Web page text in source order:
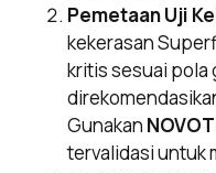
Pemetaan Uji
kekerasan
kritis sesuai pola
Gunakan
tervalidasi untuk